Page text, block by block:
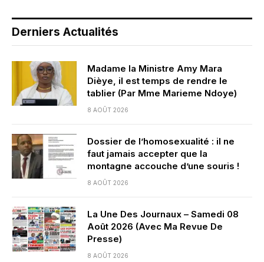
Derniers Actualités
Madame la Ministre Amy Mara
Dièye, il est temps de rendre le
tablier (Par Mme Marieme Ndoye)
8 AOÛT 2026
Dossier de l’homosexualité : il ne
faut jamais accepter que la
montagne accouche d’une souris !
8 AOÛT 2026
La Une Des Journaux – Samedi 08
Août 2026 (Avec Ma Revue De
Presse)
8 AOÛT 2026